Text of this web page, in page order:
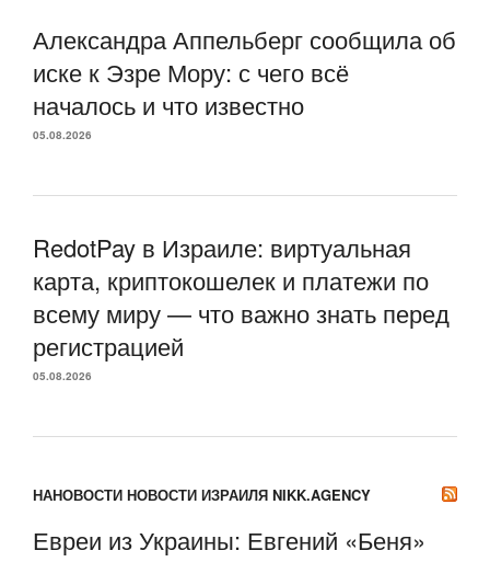
Александра Аппельберг сообщила об
иске к Эзре Мору: с чего всё
началось и что известно
05.08.2026
RedotPay в Израиле: виртуальная
карта, криптокошелек и платежи по
всему миру — что важно знать перед
регистрацией
05.08.2026
НАНОВОСТИ НОВОСТИ ИЗРАИЛЯ NIKK.AGENCY
Евреи из Украины: Евгений «Беня»